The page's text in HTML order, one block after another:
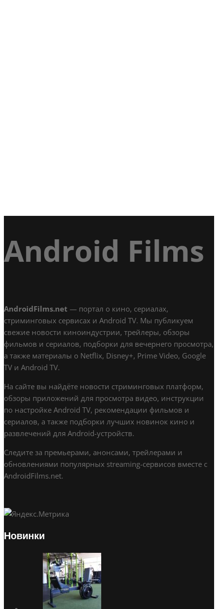
Android Films
AndroidFilms.net — портал о кино, сериалах,
стриминговых сервисах и Android TV. Мы публикуем
свежие новости киноиндустрии, трейлеры, обзоры
фильмов и сериалов, подборки для вечернего просмотра,
а также материалы о Netflix, Disney+, Prime Video, Google
TV и Android TV.
На сайте вы найдёте новости стриминговых платформ,
обзоры приложений для просмотра видео, инструкции
по настройке Android TV, рекомендации фильмов и
сериалов, а также подборки лучших новинок кино и
развлечений для Android-устройств.
Следите за премьерами, анонсами, трейлерами и
обновлениями популярных streaming-сервисов вместе с
AndroidFilms.net.
Новинки